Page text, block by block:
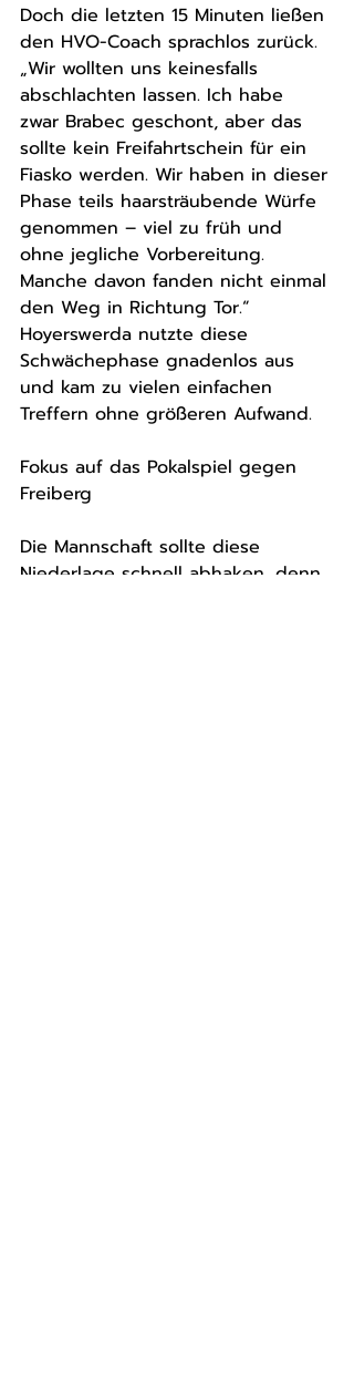
Doch die letzten 15 Minuten ließen
den HVO-Coach sprachlos zurück.
„Wir wollten uns keinesfalls
abschlachten lassen. Ich habe
zwar Brabec geschont, aber das
sollte kein Freifahrtschein für ein
Fiasko werden. Wir haben in dieser
Phase teils haarsträubende Würfe
genommen – viel zu früh und
ohne jegliche Vorbereitung.
Manche davon fanden nicht einmal
den Weg in Richtung Tor.“
Hoyerswerda nutzte diese
Schwächephase gnadenlos aus
und kam zu vielen einfachen
Treffern ohne größeren Aufwand.
Fokus auf das Pokalspiel gegen
Freiberg
Die Mannschaft sollte diese
Niederlage schnell abhaken, denn